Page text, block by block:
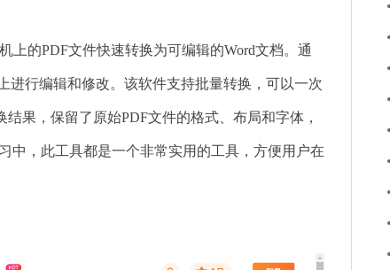
上的PDF文件快速转换为可编辑的Word文档。通
进行编辑和修改。该软件支持批量转换，可以一次
果，保留了原始PDF文件的格式、布局和字体，
中，此工具都是一个非常实用的工具，方便用户在